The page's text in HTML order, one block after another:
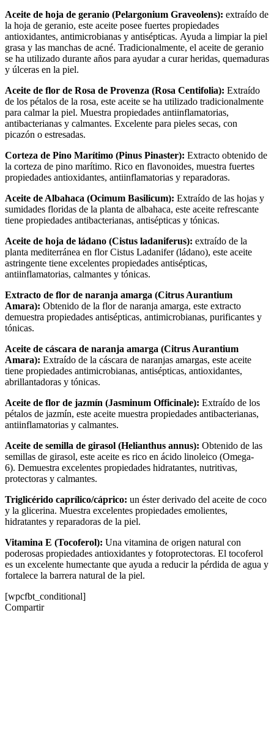
Aceite de hoja de geranio (Pelargonium Graveolens): extraído de
la hoja de geranio, este aceite posee fuertes propiedades
antioxidantes, antimicrobianas y antisépticas. Ayuda a limpiar la piel
grasa y las manchas de acné. Tradicionalmente, el aceite de geranio
se ha utilizado durante años para ayudar a curar heridas, quemaduras
y úlceras en la piel.
Aceite de flor de Rosa de Provenza (Rosa Centifolia): Extraído
de los pétalos de la rosa, este aceite se ha utilizado tradicionalmente
para calmar la piel. Muestra propiedades antiinflamatorias,
antibacterianas y calmantes. Excelente para pieles secas, con
picazón o estresadas.
Corteza de Pino Marítimo (Pinus Pinaster): Extracto obtenido de
la corteza de pino marítimo. Rico en flavonoides, muestra fuertes
propiedades antioxidantes, antiinflamatorias y reparadoras.
Aceite de Albahaca (Ocimum Basilicum): Extraído de las hojas y
sumidades floridas de la planta de albahaca, este aceite refrescante
tiene propiedades antibacterianas, antisépticas y tónicas.
Aceite de hoja de ládano (Cistus ladaniferus): extraído de la
planta mediterránea en flor Cistus Ladanifer (ládano), este aceite
astringente tiene excelentes propiedades antisépticas,
antiinflamatorias, calmantes y tónicas.
Extracto de flor de naranja amarga (Citrus Aurantium
Amara): Obtenido de la flor de naranja amarga, este extracto
demuestra propiedades antisépticas, antimicrobianas, purificantes y
tónicas.
Aceite de cáscara de naranja amarga (Citrus Aurantium
Amara): Extraído de la cáscara de naranjas amargas, este aceite
tiene propiedades antimicrobianas, antisépticas, antioxidantes,
abrillantadoras y tónicas.
Aceite de flor de jazmín (Jasminum Officinale): Extraído de los
pétalos de jazmín, este aceite muestra propiedades antibacterianas,
antiinflamatorias y calmantes.
Aceite de semilla de girasol (Helianthus annus): Obtenido de las
semillas de girasol, este aceite es rico en ácido linoleico (Omega-
6). Demuestra excelentes propiedades hidratantes, nutritivas,
protectoras y calmantes.
Triglicérido caprílico/cáprico: un éster derivado del aceite de coco
y la glicerina. Muestra excelentes propiedades emolientes,
hidratantes y reparadoras de la piel.
Vitamina E (Tocoferol): Una vitamina de origen natural con
poderosas propiedades antioxidantes y fotoprotectoras. El tocoferol
es un excelente humectante que ayuda a reducir la pérdida de agua y
fortalece la barrera natural de la piel.
[wpcfbt_conditional]
Compartir